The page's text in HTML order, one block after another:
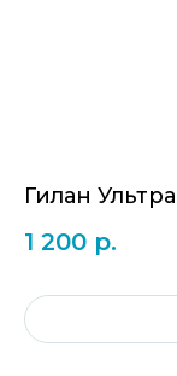
Гилан
1 200 р.